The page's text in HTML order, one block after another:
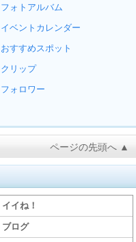
フォトアルバム
イベントカレンダー
おすすめスポット
クリップ
フォロワー
ページの先頭へ ▲
イイね！
ブログ